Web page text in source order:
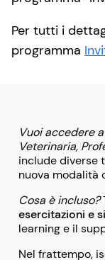
Per tutti i
programma
Vuoi accedere
Veterinaria,
include diverse
nuova modalità
Cosa è incluso?
esercitazioni e
learning e il
Nel frattempo,